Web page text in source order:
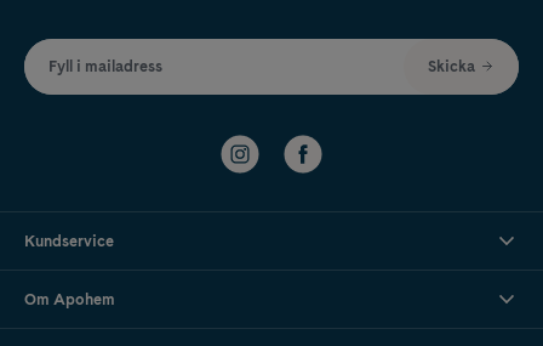
Fyll i mailadress Skicka
Kundservice
Om Apohem